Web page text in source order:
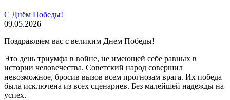
С Днём Победы!
09.05.2026
Поздравляем вас с великим Днем Победы!
Это день триумфа в войне, не имеющей себе равных в
истории человечества. Советский народ совершил
невозможное, бросив вызов всем прогнозам врага. Их победа
была исключена из всех сценариев. Без малейшей надежды на
успех.